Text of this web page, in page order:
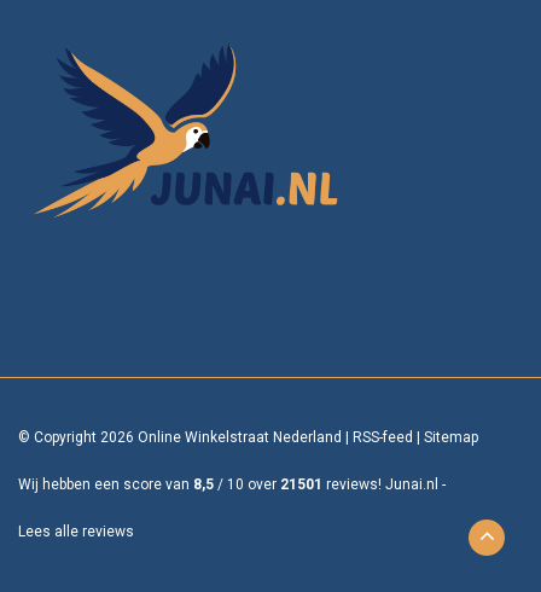
© Copyright 2026 Online Winkelstraat Nederland RSS-feed Sitemap
Wij hebben een score van 8,5 / 10 over 21501 reviews! Junai.nl -
Lees alle reviews